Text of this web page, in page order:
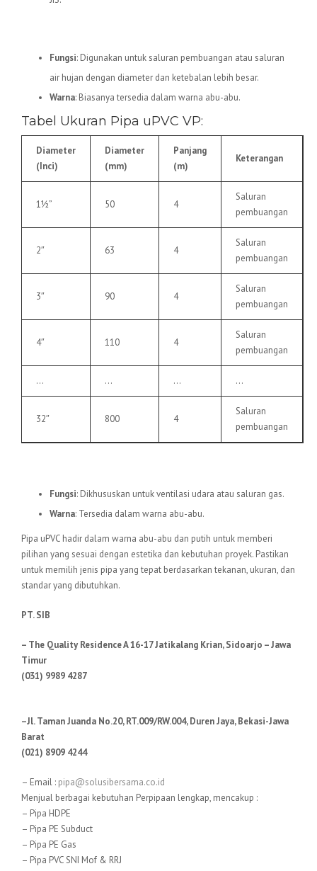
Fungsi: Digunakan untuk saluran pembuangan atau saluran
air hujan dengan diameter dan ketebalan lebih besar.
Warna: Biasanya tersedia dalam warna abu-abu.
Tabel Ukuran Pipa uPVC VP:
Diameter
(Inci)
Diameter
(mm)
Panjang
(m)
Keterangan
1½” 50 4
Saluran
pembuangan
2″ 63 4
Saluran
pembuangan
3″ 90 4
Saluran
pembuangan
4″ 110 4
Saluran
pembuangan
… … … …
32″ 800 4
Saluran
pembuangan
Fungsi: Dikhususkan untuk ventilasi udara atau saluran gas.
Warna: Tersedia dalam warna abu-abu.
Pipa uPVC hadir dalam warna abu-abu dan putih untuk memberi
pilihan yang sesuai dengan estetika dan kebutuhan proyek. Pastikan
untuk memilih jenis pipa yang tepat berdasarkan tekanan, ukuran, dan
standar yang dibutuhkan.
PT. SIB
– The Quality Residence A 16-17 Jatikalang Krian, Sidoarjo – Jawa
Timur
(031) 9989 4287
–Jl. Taman Juanda No.20, RT.009/RW.004, Duren Jaya, Bekasi-Jawa
Barat
(021) 8909 4244
– Email : pipa@solusibersama.co.id
Menjual berbagai kebutuhan Perpipaan lengkap, mencakup :
– Pipa HDPE
– Pipa PE Subduct
– Pipa PE Gas
– Pipa PVC SNI Mof & RRJ